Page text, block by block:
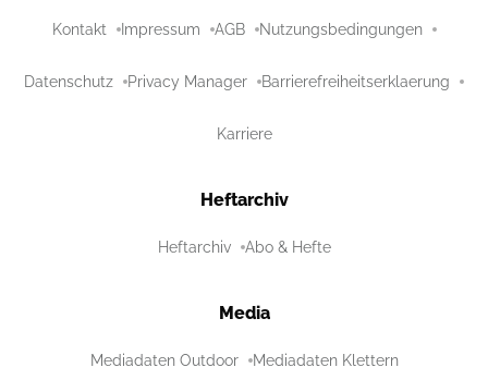
Kontakt Impressum AGB Nutzungsbedingungen
Datenschutz Privacy Manager Barrierefreiheitserklaerung
Karriere
Heftarchiv
Heftarchiv Abo & Hefte
Media
Mediadaten Outdoor Mediadaten Klettern